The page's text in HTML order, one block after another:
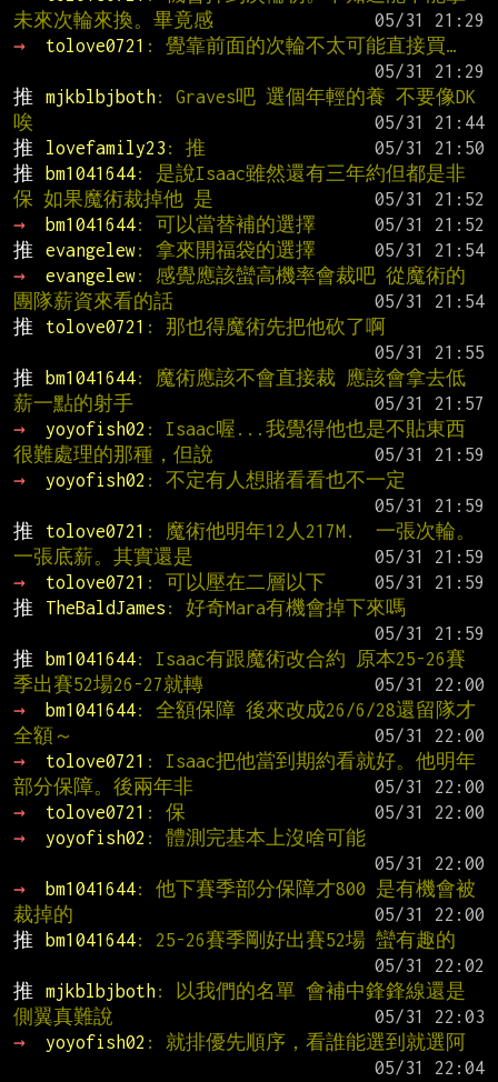
未來次輪來換。畢竟感
→
tolove0721 : 覺靠前面的次輪不太可能直接買…
推
mjkblbjboth: Graves吧 選個年輕的養 不要像DK
唉
推
lovefamily23 : 推
推
bm1041644: 是說Isaac雖然還有三年約但都是非
保 如果魔術裁掉他 是
→
bm1041644: 可以當替補的選擇
推
evangelew: 拿來開福袋的選擇
→
evangelew: 感覺應該蠻高機率會裁吧 從魔術的
團隊薪資來看的話
推
tolove0721 : 那也得魔術先把他砍了啊
推
bm1041644: 魔術應該不會直接裁 應該會拿去低
薪一點的射手
→
yoyofish02 : Isaac喔...我覺得他也是不貼東西
很難處理的那種，但說
→
yoyofish02 : 不定有人想賭看看也不一定
推
tolove0721 : 魔術他明年12人217M.  一張次輪。
一張底薪。其實還是
→
tolove0721 : 可以壓在二層以下
推
TheBaldJames : 好奇Mara有機會掉下來嗎
推
bm1041644: Isaac有跟魔術改合約 原本25-26賽
季出賽52場26-27就轉
→
bm1041644: 全額保障 後來改成26/6/28還留隊才
全額～
→
tolove0721 : Isaac把他當到期約看就好。他明年
部分保障。後兩年非
→
tolove0721 : 保
→
yoyofish02 : 體測完基本上沒啥可能
→
bm1041644: 他下賽季部分保障才800 是有機會被
裁掉的
推
bm1041644: 25-26賽季剛好出賽52場 蠻有趣的
推
mjkblbjboth: 以我們的名單 會補中鋒鋒線還是
側翼真難說
→
yoyofish02 : 就排優先順序，看誰能選到就選阿